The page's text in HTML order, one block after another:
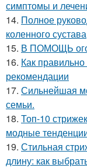
симптомы и
14. Полное
коленного сустава
15. В ПОМОЩЬ
16. Как
рекомендации
17. Сильнейшая
семьи.
18. Топ-10
модные
19. Стильная
длину: как